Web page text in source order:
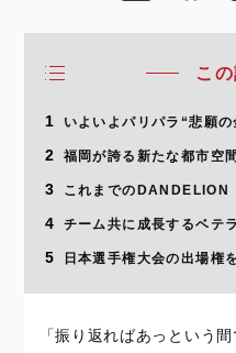
こ
1 いよいよパリパラ“悲願
2 福岡が誇る新たな都市空
3 これまでのDANDELION
4 チーム共に成長するベテ
5 日本選手権大会の出場権
「振り返ればあっという